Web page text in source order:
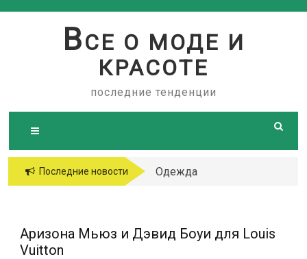
ВСЕ О МОДЕ И
КРАСОТЕ
последние тенденции
Последние новости
Одежда
Аризона Мьюз и Дэвид Боуи для Louis
Vuitton